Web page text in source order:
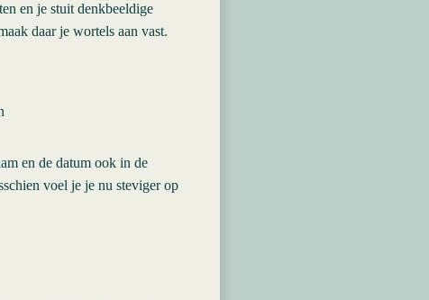
en je stuit denkbeeldige
daar je wortels aan vast.
en de datum ook in de
voel je je nu steviger op